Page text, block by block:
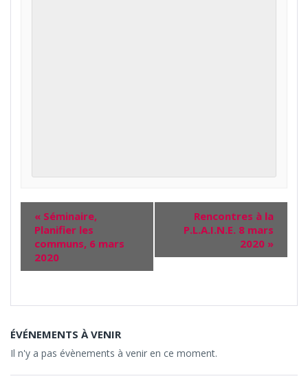
« Séminaire,
Planifier les
communs, 6 mars
2020
Rencontres à la
P.L.A.I.N.E. 8 mars
2020 »
ÉVÉNEMENTS À VENIR
Il n'y a pas évènements à venir en ce moment.